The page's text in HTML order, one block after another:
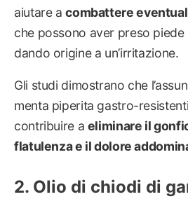
aiutare acombattere
che possono aver preso
dando origine a un’irritazione.
Gli studi dimostrano che
menta piperita gastro-
contribuire a eliminare il
flatulenza e il dolore
Olio di chiodi di